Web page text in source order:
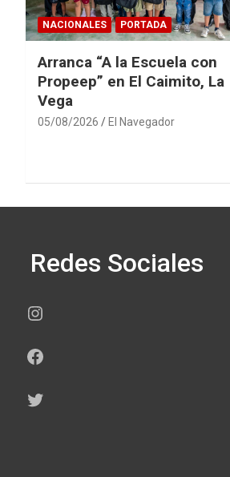
NACIONALES PORTADA
Arranca “A la Escuela con
Propeep” en El Caimito, La
Vega
05/08/2026 El Navegador
Redes Sociales
Instagram
Facebook
Twitter